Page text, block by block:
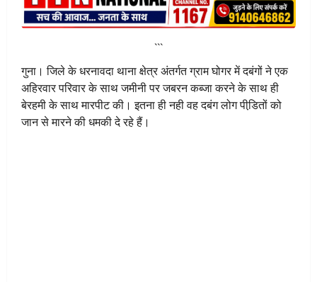
```
गुना। जिले के धरनावदा थाना क्षेत्र अंतर्गत ग्राम घोगर में दबंगों ने एक
अहिरवार परिवार के साथ जमीनी पर जबरन कब्जा करने के साथ ही
बेरहमी के साथ मारपीट की। इतना ही नही वह दबंग लोग पीडि़तों को
जान से मारने की धमकी दे रहे हैं।